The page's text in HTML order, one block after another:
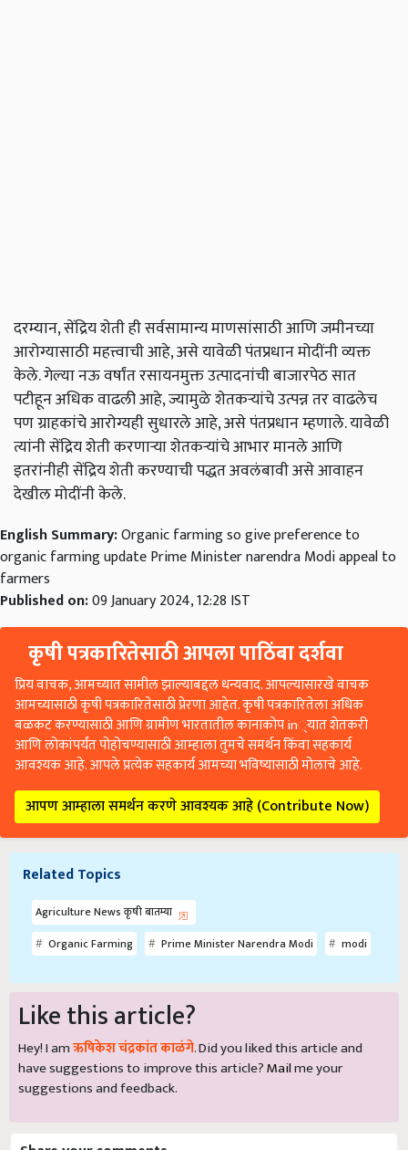
दरम्यान, सेंद्रिय शेती ही सर्वसामान्य माणसांसाठी आणि जमीनच्या
आरोग्यासाठी महत्त्वाची आहे, असे यावेळी पंतप्रधान मोदींनी व्यक्त
केले. गेल्या नऊ वर्षांत रसायनमुक्त उत्पादनांची बाजारपेठ सात
पटीहून अधिक वाढली आहे, ज्यामुळे शेतकऱ्यांचे उत्पन्न तर वाढलेच
पण ग्राहकांचे आरोग्यही सुधारले आहे, असे पंतप्रधान म्हणाले. यावेळी
त्यांनी सेंद्रिय शेती करणाऱ्या शेतकऱ्यांचे आभार मानले आणि
इतरांनीही सेंद्रिय शेती करण्याची पद्धत अवलंबावी असे आवाहन
देखील मोदींनी केले.
English Summary:Organic farming so give preference to
organic farming update Prime Minister narendra Modi appeal to
farmers
Published on:09 January 2024, 12:28 IST
कृषी पत्रकारितेसाठी आपला पाठिंबा दर्शवा
प्रिय वाचक, आमच्यात सामील झाल्याबद्दल धन्यवाद. आपल्यासारखे वाचक
आमच्यासाठी कृषी पत्रकारितेसाठी प्रेरणा आहेत. कृषी पत्रकारितेला अधिक
बळकट करण्यासाठी आणि ग्रामीण भारतातील कानाकोप in्यात शेतकरी
आणि लोकांपर्यंत पोहोचण्यासाठी आम्हाला तुमचे समर्थन किंवा सहकार्य
आवश्यक आहे. आपले प्रत्येक सहकार्य आमच्या भविष्यासाठी मोलाचे आहे.
आपण आम्हाला समर्थन करणे आवश्यक आहे (Contribute Now)
Related Topics
Agriculture News कृषी बातम्या
Organic Farming
Prime Minister Narendra Modi modi
Like this article?
Hey! I amऋषिकेश चंद्रकांत काळंगे. Did you liked this article and
have suggestions to improve this article?Mailme your
suggestions and feedback.